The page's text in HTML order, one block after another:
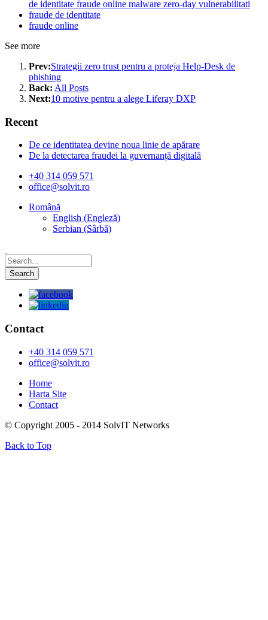
de identitate fraude online malware zero-day vulnerabilitati
fraude de identitate
fraude online
See more
Prev:Strategii zero trust pentru a proteja Help-Desk de
phishing
Back: All Posts
Next:10 motive pentru a alege Liferay DXP
Recent
De ce identitatea devine noua linie de apărare
De la detectarea fraudei la guvernanță digitală
+40 314 059 571
office@solvit.ro
Română
English (Engleză)
Serbian (Sârbă)
Contact
+40 314 059 571
office@solvit.ro
Home
Harta Site
Contact
© Copyright 2005 - 2014 SolvIT Networks
Back to Top